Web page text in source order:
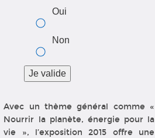
Oui
Non
Avec un thème général comme «
Nourrir la planète, énergie pour la
vie », l’exposition 2015 offre une